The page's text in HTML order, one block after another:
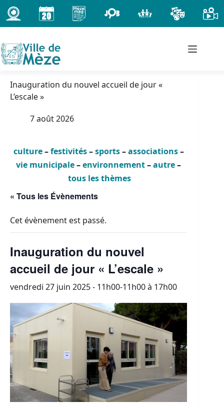
Passer
au
contenu
Inauguration du nouvel accueil de jour «
L’escale »
7 août 2026
culture–festivités–sports–associations–
vie municipale–environnement–autre–
tous les thèmes
« Tous les Évènements
Cet évènement est passé.
Inauguration du nouvel
accueil de jour « L’escale »
vendredi 27 juin 2025 - 11h00-11h00à 17h00